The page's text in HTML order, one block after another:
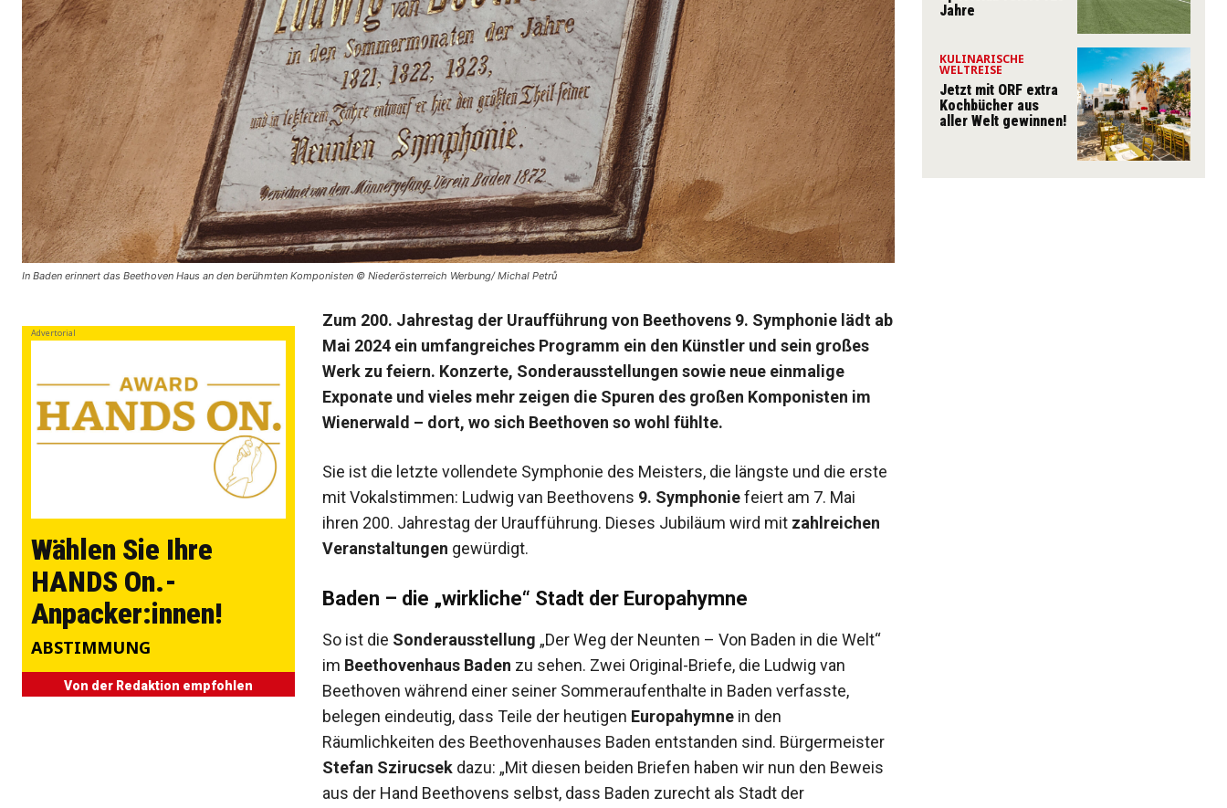
In Baden erinnert das Beethoven Haus an den berühmten Komponisten © Niederösterreich Werbung/ Michal Petrů
Advertorial
Wählen Sie Ihre
HANDS On.-
Anpacker:innen!
ABSTIMMUNG
Von der Redaktion empfohlen
Zum 200. Jahrestag der Uraufführung von Beethovens 9. Symphonie lädt ab
Mai 2024 ein umfangreiches Programm ein den Künstler und sein großes
Werk zu feiern. Konzerte, Sonderausstellungen sowie neue einmalige
Exponate und vieles mehr zeigen die Spuren des großen Komponisten im
Wienerwald – dort, wo sich Beethoven so wohl fühlte.
Sie ist die letzte vollendete Symphonie des Meisters, die längste und die erste
mit Vokalstimmen: Ludwig van Beethovens 9. Symphoniefeiert am 7. Mai
ihren 200. Jahrestag der Uraufführung. Dieses Jubiläum wird mit zahlreichen
Veranstaltungen gewürdigt.
Baden – die „wirkliche“ Stadt der Europahymne
So ist die Sonderausstellung „Der Weg der Neunten – Von Baden in die Welt“
im Beethovenhaus Baden zu sehen. Zwei Original-Briefe, die Ludwig van
Beethoven während einer seiner Sommeraufenthalte in Baden verfasste,
belegen eindeutig, dass Teile der heutigen Europahymnein den
Räumlichkeiten des Beethovenhauses Baden entstanden sind. Bürgermeister
Stefan Szirucsekdazu: „Mit diesen beiden Briefen haben wir nun den Beweis
aus der Hand Beethovens selbst, dass Baden zurecht als Stadt der
Jahre
KULINARISCHE
WELTREISE
Jetzt mit ORF extra
Kochbücher aus
aller Welt gewinnen!